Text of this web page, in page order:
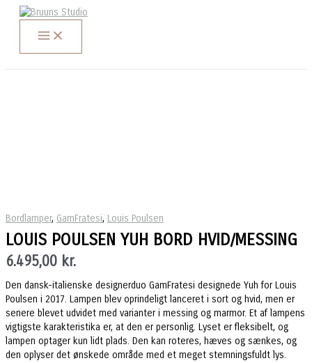
indholdet
Bordlamper, GamFratesi, Louis Poulsen
LOUIS POULSEN YUH BORD HVID/MESSING
6.495,00 kr.
Den dansk-italienske designerduo GamFratesi designede Yuh for Louis
Poulsen i 2017. Lampen blev oprindeligt lanceret i sort og hvid, men er
senere blevet udvidet med varianter i messing og marmor. Et af lampens
vigtigste karakteristika er, at den er personlig. Lyset er fleksibelt, og
lampen optager kun lidt plads. Den kan roteres, hæves og sænkes, og
den oplyser det ønskede område med et meget stemningsfuldt lys.